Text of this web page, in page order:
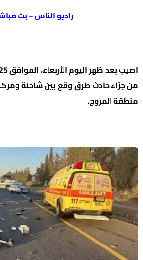
راديو الناس – بث مباشر
منطقة المروج.